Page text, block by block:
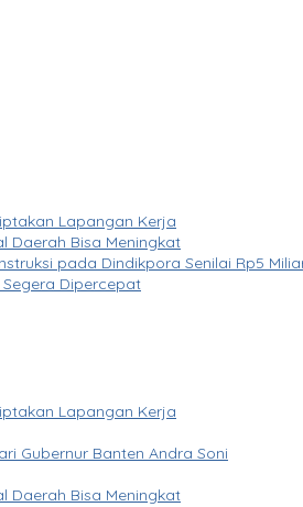
Lapangan Kerja
Daerah Bisa Meningkat
pada Dindikpora Senilai Rp5
Dipercepat
Lapangan Kerja
Gubernur Banten Andra Soni
Daerah Bisa Meningkat